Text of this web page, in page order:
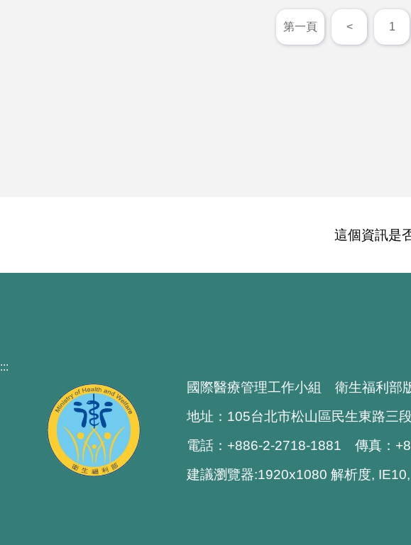
第一頁 < 1
這個資訊是
:::
國際醫療管理工作小組 衛生福利部
地址：105台北市松山區民生東路三
電話：+886-2-2718-1881 傳真：
建議瀏覽器:1920x1080 解析度,